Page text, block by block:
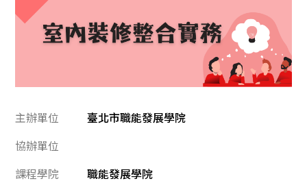
主辦單位
臺北市職能發展學院
協辦單位
課程學院
職能發展學院